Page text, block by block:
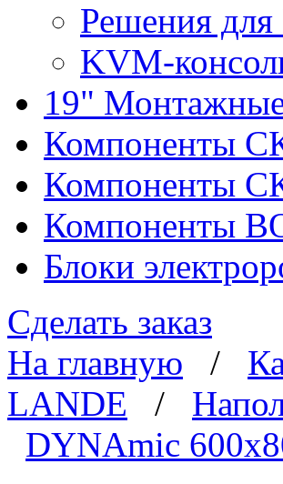
Решения
KVM-
19"
Компоненты
Компоненты
Компоненты
Блоки
Сделать заказ
На главную /
LANDE /
DYNAmic